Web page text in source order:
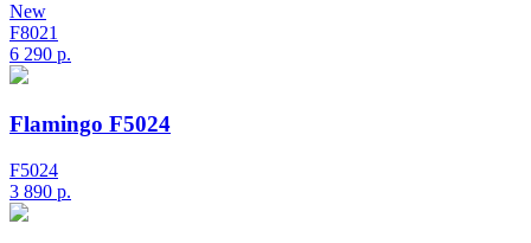
New
F8021
6 290 р.
Flamingo F5024
F5024
3 890 р.